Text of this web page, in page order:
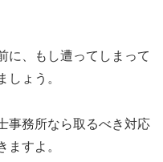
に、もし遭ってしまって
しょう。
事務所なら取るべき対応
ますよ。